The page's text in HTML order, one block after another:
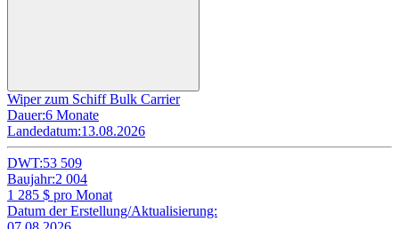
Wiper zum Schiff Bulk Carrier
Dauer:6 Monate
Landedatum:13.08.2026
DWT:53 509
Baujahr:2 004
1 285 $ pro Monat
Datum der Erstellung/Aktualisierung: